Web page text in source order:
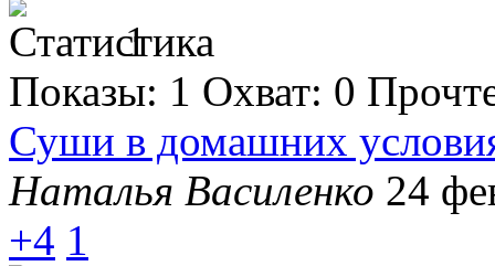
1
Показы: 1 Охват: 0
Суши в домашних
Наталья Василенко 24
+4 1